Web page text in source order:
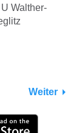
Walther-
Weiter